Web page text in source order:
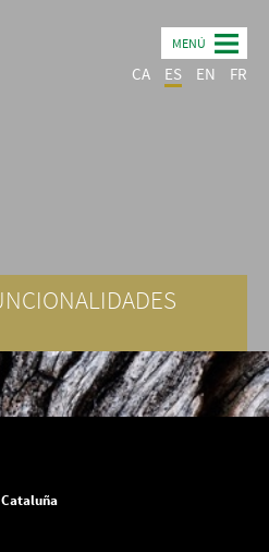
CA ES EN FR
MENÚ